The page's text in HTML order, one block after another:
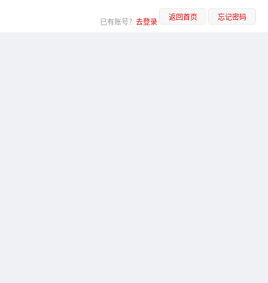
已有账号？ 去登录 返回首页 忘记密码